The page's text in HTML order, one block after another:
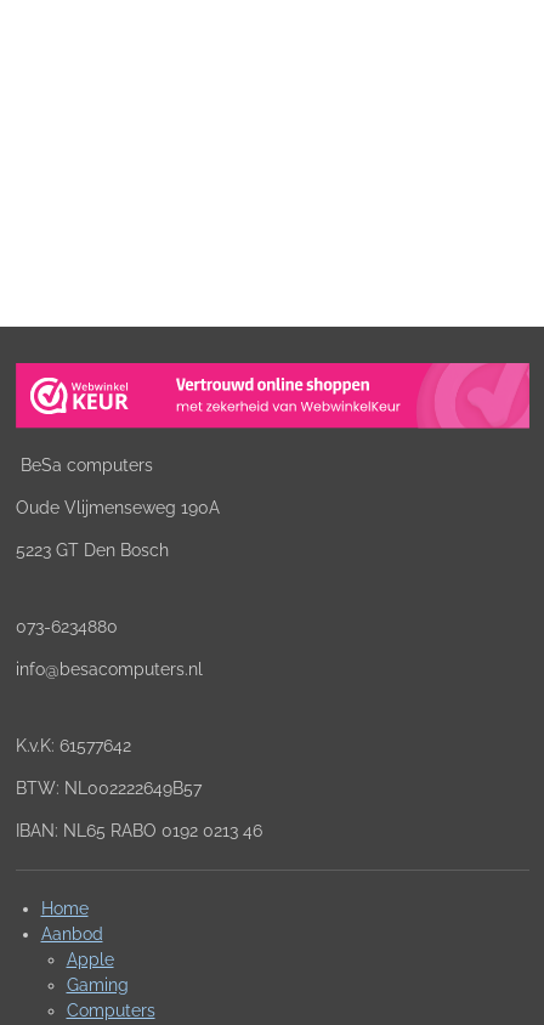
BeSa computers
Oude Vlijmenseweg 190A
5223 GT Den Bosch
073-6234880
info@besacomputers.nl
K.v.K: 61577642
BTW: NL002222649B57
IBAN: NL65 RABO 0192 0213 46
Home
Aanbod
Apple
Gaming
Computers